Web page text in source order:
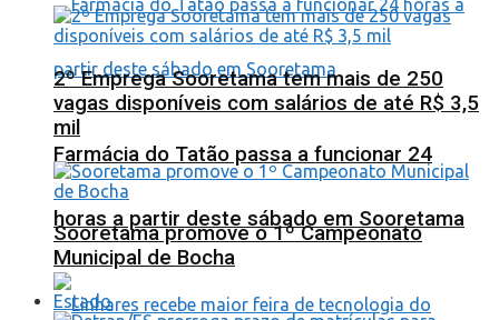
Farmácia do Tatão passa a funcionar 24
horas a partir deste sábado em Sooretama
2º Emprega Sooretama tem mais de 250
vagas disponíveis com salários de até R$ 3,5
mil
Sooretama promove o 1º Campeonato
Municipal de Bocha
Estado